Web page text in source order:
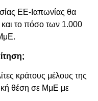
ΕΕ-Ιαπωνίας θα
το πόσο των 1.000
κράτους μέλους της
θέση σε ΜμΕ με